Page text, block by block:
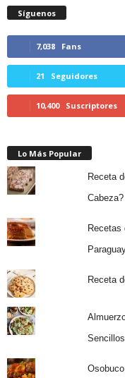
Síguenos
7,038 Fans
21 Seguidores
10,400 Suscriptores
Lo Más Popular
Receta
Cabeza?
Receta
Sencillos